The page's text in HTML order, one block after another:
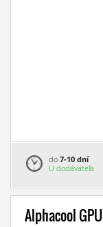
do 7-10 dní
U dodávateľa
Alphacool